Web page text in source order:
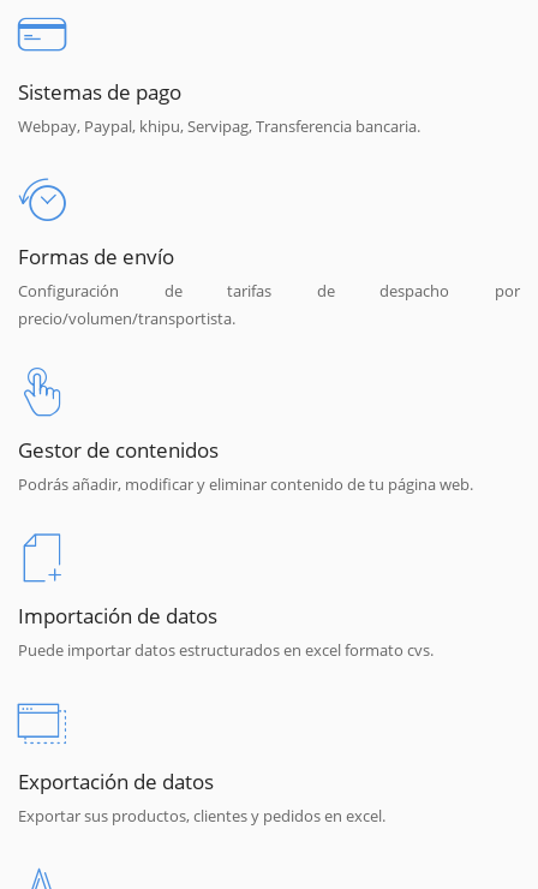
Sistemas de pago
Webpay, Paypal, khipu, Servipag, Transferencia bancaria.
Formas de envío
Configuración de tarifas de despacho por
precio/volumen/transportista.
Gestor de contenidos
Podrás añadir, modificar y eliminar contenido de tu página web.
Importación de datos
Puede importar datos estructurados en excel formato cvs.
Exportación de datos
Exportar sus productos, clientes y pedidos en excel.